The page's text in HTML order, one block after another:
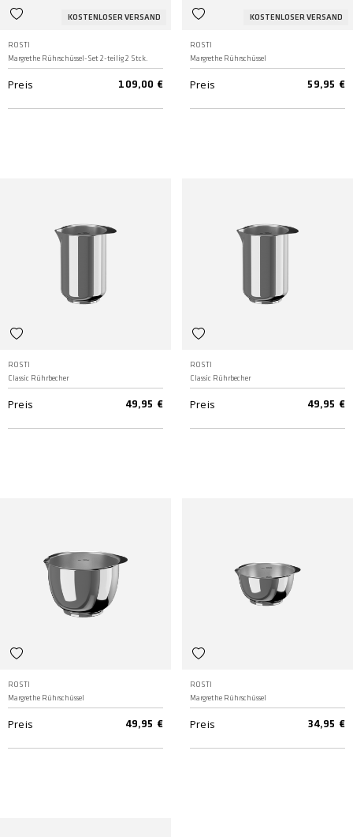
KOSTENLOSER VERSAND
ROSTI
Margrethe Rührschüssel-Set 2-teilig 2 Stck.
Preis 109,00 €
KOSTENLOSER VERSAND
ROSTI
Margrethe Rührschüssel
Preis 59,95 €
ROSTI
Classic Rührbecher
Preis 49,95 €
ROSTI
Classic Rührbecher
Preis 49,95 €
ROSTI
Margrethe Rührschüssel
Preis 49,95 €
ROSTI
Margrethe Rührschüssel
Preis 34,95 €